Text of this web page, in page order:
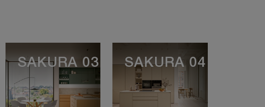
SAKURA 03 SAKURA 04